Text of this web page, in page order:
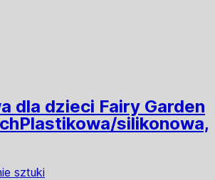
dla dzieci Fairy Garden
Plastikowa/silikonowa,
sztuki